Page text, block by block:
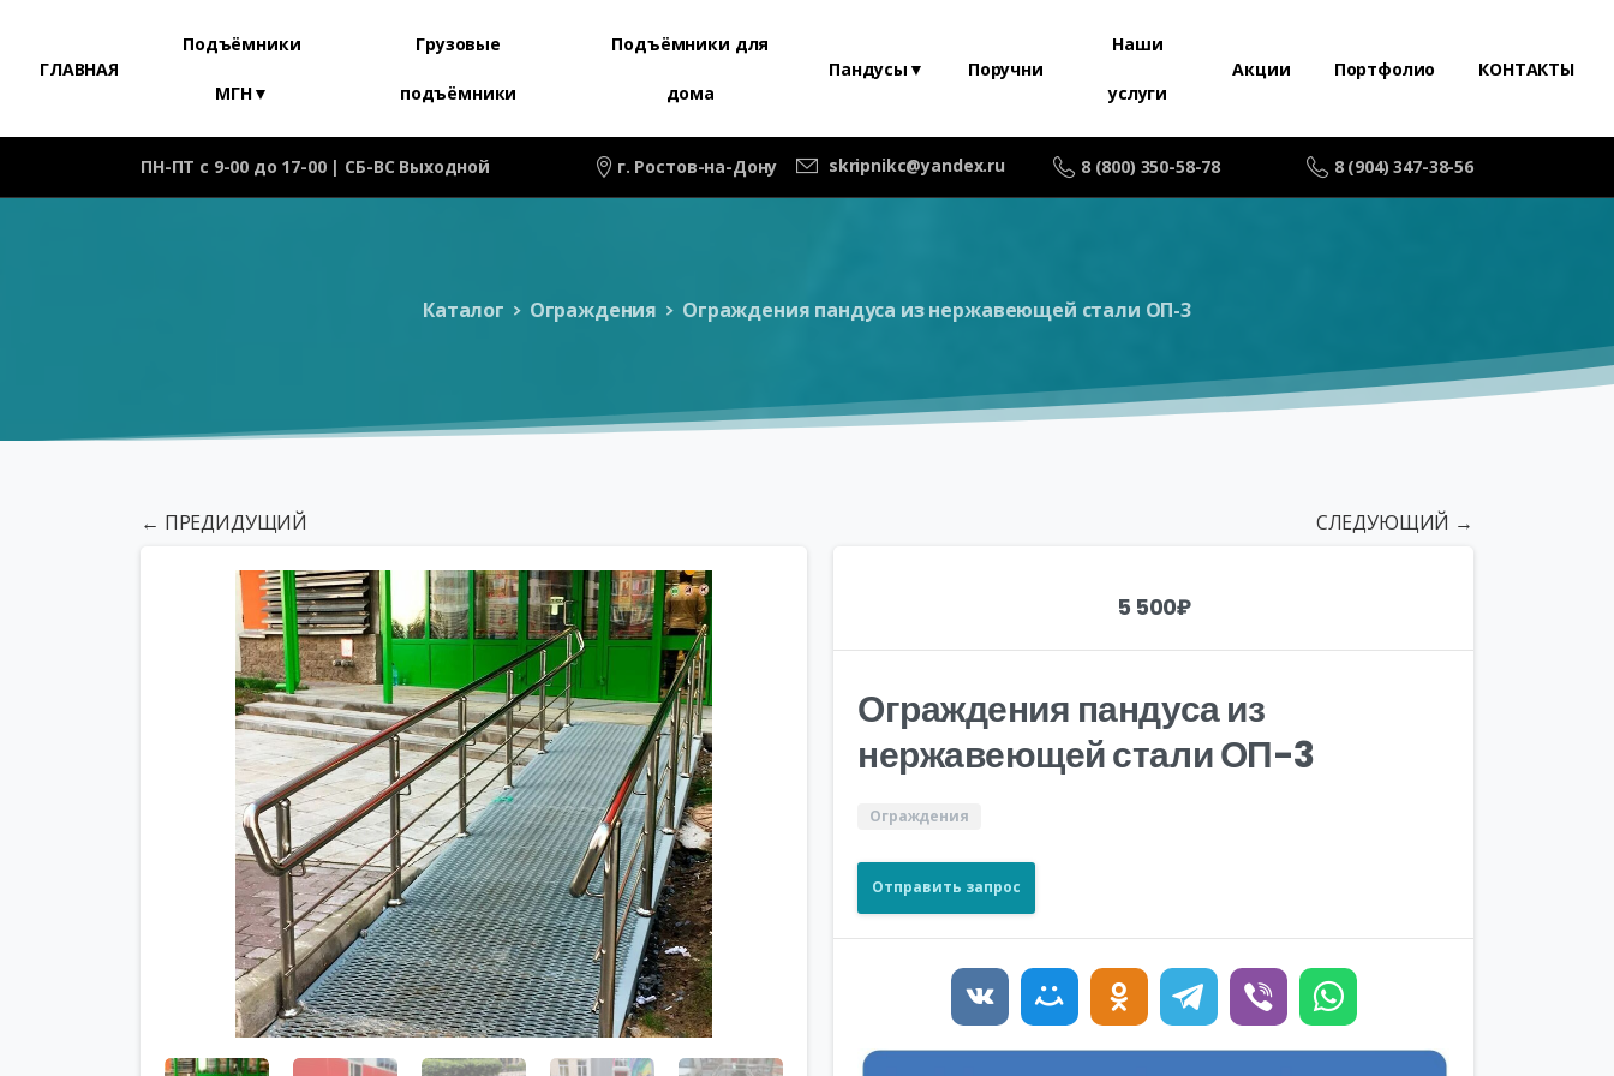
ГЛАВНАЯ
Подъёмники
МГН▼
Грузовые
подъёмники
Подъёмники для
дома
Пандусы▼ Поручни
Наши
услуги
Акции Портфолио КОНТАКТЫ
ПН-ПТ с 9-00 до 17-00 | СБ-ВС Выходной г. Ростов-на-Дону skripnikc@yandex.ru 8 (800) 350-58-78 8 (904) 347-38-56
Каталог Ограждения Ограждения пандуса из нержавеющей стали ОП-3
← ПРЕДИДУЩИЙ СЛЕДУЮЩИЙ →
5 500₽
Ограждения пандуса из
нержавеющей стали ОП-3
Ограждения
Отправить запрос